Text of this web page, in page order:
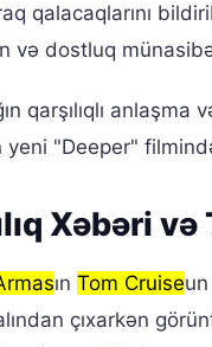
qalacaqlarını
və dostluq
qarşılıqlı
yeni "Deeper"
Xəbəri
ın Tom Cruise
çıxarkən